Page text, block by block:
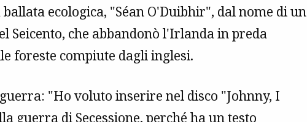
ecologica, "Séan O'Duibhir", dal nome di un
Seicento, che abbandonò l'Irlanda in preda
foreste compiute dagli inglesi.
"Ho voluto inserire nel disco "Johnny, I
guerra di Secessione, perché ha un testo